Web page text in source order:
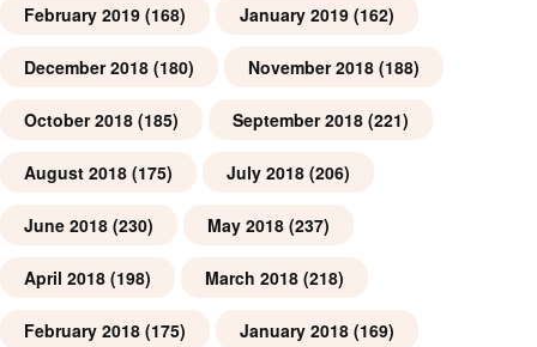
February 2019 (168) January 2019 (162)
December 2018 (180) November 2018 (188)
October 2018 (185) September 2018 (221)
August 2018 (175) July 2018 (206)
June 2018 (230) May 2018 (237)
April 2018 (198) March 2018 (218)
February 2018 (175) January 2018 (169)